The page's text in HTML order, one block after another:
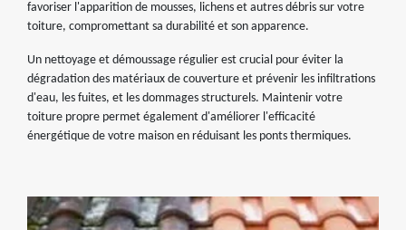
favoriser l'apparition de mousses, lichens et autres débris sur votre
toiture, compromettant sa durabilité et son apparence.
Un nettoyage et démoussage régulier est crucial pour éviter la
dégradation des matériaux de couverture et prévenir les infiltrations
d'eau, les fuites, et les dommages structurels. Maintenir votre
toiture propre permet également d'améliorer l'efficacité
énergétique de votre maison en réduisant les ponts thermiques.